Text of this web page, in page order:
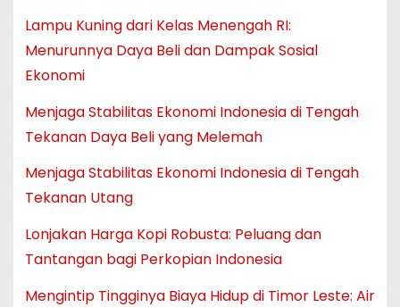
Lampu Kuning dari Kelas Menengah RI:
Menurunnya Daya Beli dan Dampak Sosial
Ekonomi
Menjaga Stabilitas Ekonomi Indonesia di Tengah
Tekanan Daya Beli yang Melemah
Menjaga Stabilitas Ekonomi Indonesia di Tengah
Tekanan Utang
Lonjakan Harga Kopi Robusta: Peluang dan
Tantangan bagi Perkopian Indonesia
Mengintip Tingginya Biaya Hidup di Timor Leste: Air